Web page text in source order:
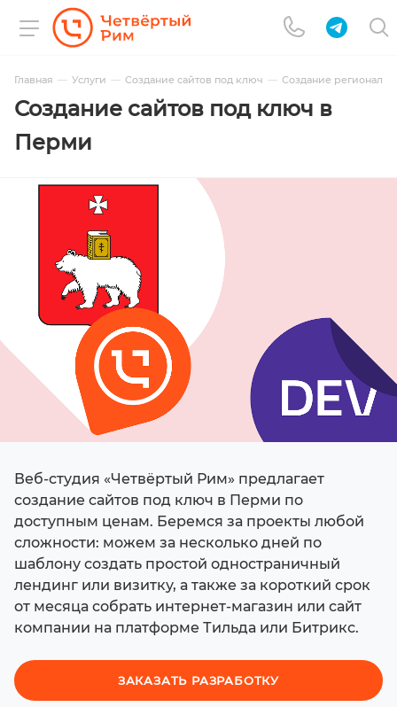
Главная Услуги Cоздание сайтов под ключ Создание
Создание сайтов под ключ в
Перми
Веб-студия «Четвёртый Рим» предлагает
создание сайтов под ключ в Перми по
доступным ценам. Беремся за проекты любой
сложности: можем за несколько дней по
шаблону создать простой одностраничный
лендинг или визитку, а также за короткий срок
от месяца собрать интернет-магазин или сайт
компании на платформе Тильда или Битрикс.
ЗАКАЗАТЬ РАЗРАБОТКУ